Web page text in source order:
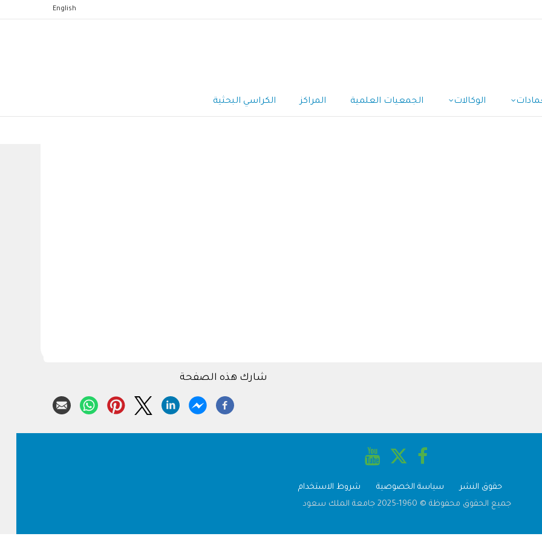
English
الوكالات الجمعيات العلمية المراكز الكراسي البحثية
شارك هذه الصفحة
حقوق النشر سياسة الخصوصية
شروط الاستخدام
جميع الحقوق محفوظة © 1960-2025 جامعة الملك سعود